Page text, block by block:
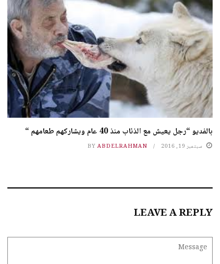
بالفديو “رجل يعيش مع الذئاب منذ 40 عام ويشاركهم طعامهم “
سبتمبر 19, 2016 BY ABDELRAHMAN
LEAVE A REPLY